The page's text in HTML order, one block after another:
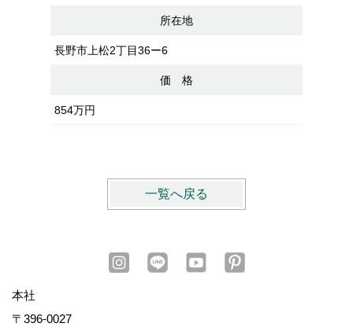
所在地
長野市上松2丁目36ー6
価 格
854万円
一覧へ戻る
本社
〒396-0027